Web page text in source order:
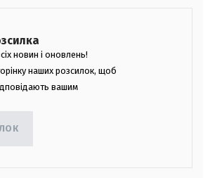
новин і оновлень!
наших розсилок, щоб
вашим